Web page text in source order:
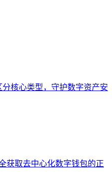
分核心类型，守护数字资产安
获取去中心化数字钱包的正